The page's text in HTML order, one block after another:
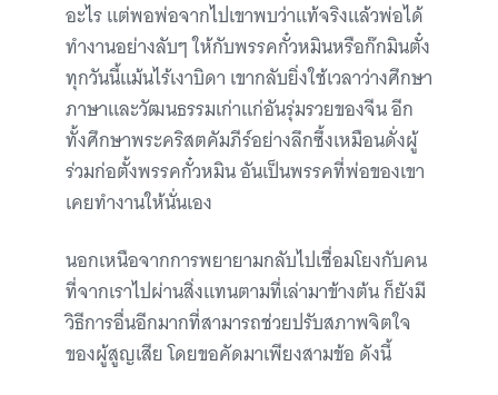
อะไร แต่พอพ่อจากไปเขาพบว่าแท้จริงแล้วพ่อได้
ทำงานอย่างลับๆ ให้กับพรรคกั๋วหมินหรือก๊กมินตั๋ง
ทุกวันนี้แม้นไร้เงาบิดา เขากลับยิ่งใช้เวลาว่างศึกษา
ภาษาและวัฒนธรรมเก่าแก่อันรุ่มรวยของจีน อีก
ทั้งศึกษาพระคริสตคัมภีร์อย่างลึกซึ้งเหมือนดั่งผู้
ร่วมก่อตั้งพรรคกั๋วหมิน อันเป็นพรรคที่พ่อของเขา
เคยทำงานให้นั่นเอง
นอกเหนือจากการพยายามกลับไปเชื่อมโยงกับคน
ที่จากเราไปผ่านสิ่งแทนตามที่เล่ามาข้างต้น ก็ยังมี
วิธีการอื่นอีกมากที่สามารถช่วยปรับสภาพจิตใจ
ของผู้สูญเสีย โดยขอคัดมาเพียงสามข้อ ดังนี้